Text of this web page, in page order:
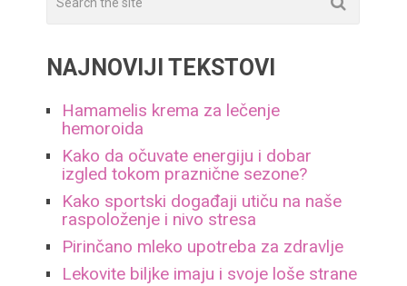
NAJNOVIJI TEKSTOVI
Hamamelis krema za lečenje
hemoroida
Kako da očuvate energiju i dobar
izgled tokom praznične sezone?
Kako sportski događaji utiču na naše
raspoloženje i nivo stresa
Pirinčano mleko upotreba za zdravlje
Lekovite biljke imaju i svoje loše strane